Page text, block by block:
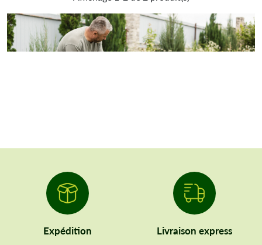
et durables. En plus, vous pouvez vous en procurer à prix
discount. Si vous avez besoin d’aide dans le choix du produit,
nous sommes disponibles à vous donner conseils. Alors,
appelez-nous sans hésiter. Quand vous serez satisfait, passez la
Expédition Livraison express